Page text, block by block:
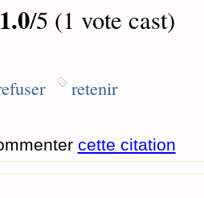
1.0/5 (1 vote cast)
retenir
cette citation